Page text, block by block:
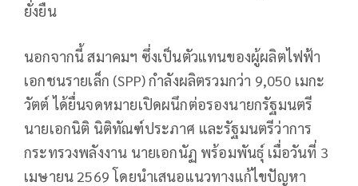
ยั่งยืน
นอกจากนี้ สมาคมฯ ซึ่งเป็นตัวแทนของผู้ผลิตไฟฟ้า
เอกชนรายเล็ก (SPP) กำลังผลิตรวมกว่า 9,050 เมกะ
วัตต์ ได้ยื่นจดหมายเปิดผนึกต่อรองนายกรัฐมนตรี
นายเอกนิติ นิติทัณฑ์ประภาศ และรัฐมนตรีว่าการ
กระทรวงพลังงาน นายเอกนัฏ พร้อมพันธุ์ เมื่อวันที่ 3
เมษายน 2569 โดยนำเสนอแนวทางแก้ไขปัญหา